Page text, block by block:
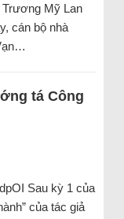
Trương Mỹ Lan
cán bộ nhà
tá Công
Sau kỳ 1 của
của tác giả